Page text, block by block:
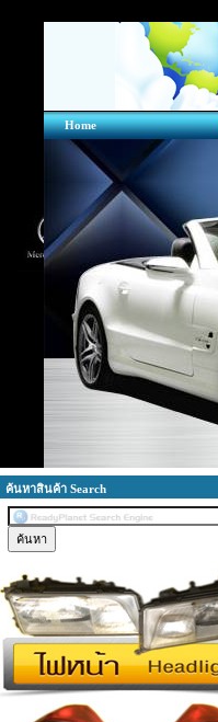
Home
ค้นหาสินค้า Search